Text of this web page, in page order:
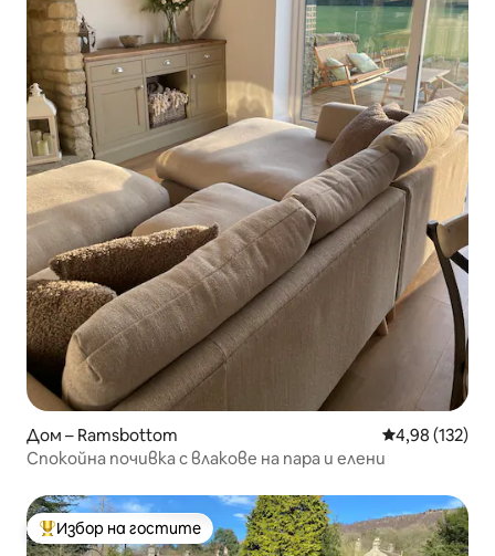
Дом – Ramsbottom Средна
4,98 (132)
Спокойна почивка с влакове на пара и елени
Най-популярен избор на гостите
Избор на гостите